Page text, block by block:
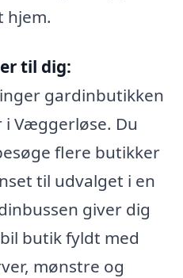
hjem.
til dig:
gardinbutikken
Væggerløse. Du
flere butikker
til udvalget i en
giver dig
butik fyldt med
mønstre og